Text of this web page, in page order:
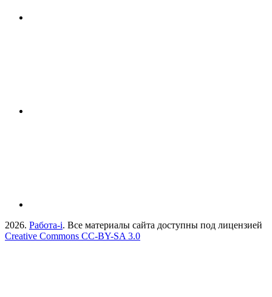
2026. Работа-i. Все материалы сайта доступны под лицензией
Creative Commons СС-BY-SA 3.0